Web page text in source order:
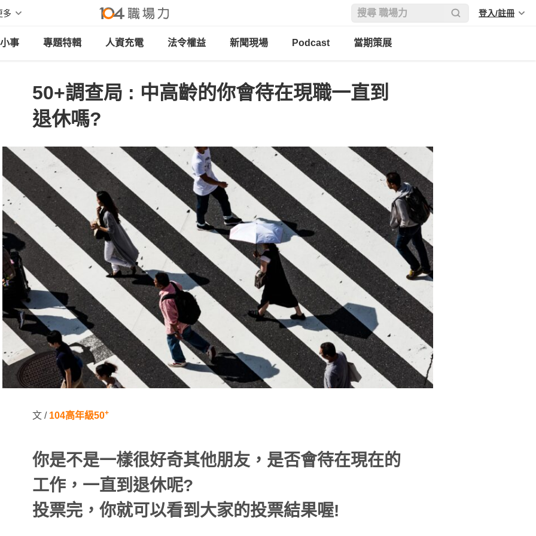
多 登入/註冊
事 專題特輯 人資充電 法令權益 新聞現場 Podcast 當期策展
50+調查局 : 中高齡的你會待在現職一直到
退休嗎? ​
文 / 104高年級50+
你是不是一樣很好奇其他朋友，是否會待在現在的
工作，一直到退休呢?
投票完，你就可以看到大家的投票結果喔!